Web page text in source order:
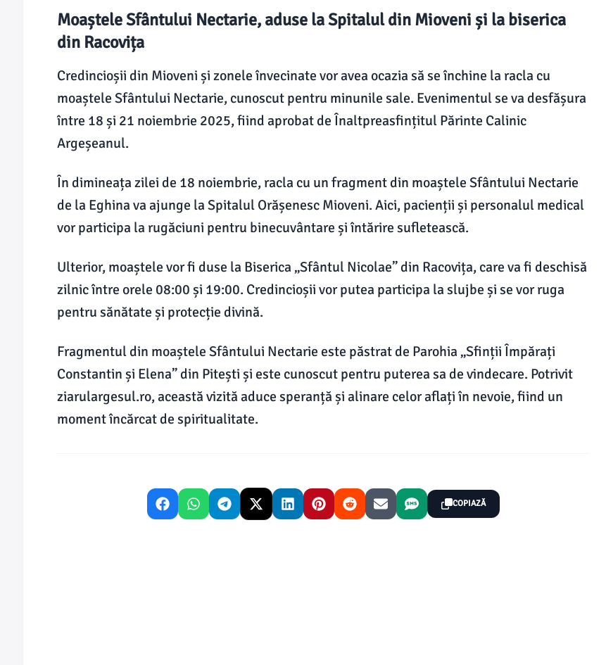
Moaștele Sfântului Nectarie, aduse la Spitalul din Mioveni și la biserica
din Racovița
Credincioșii din Mioveni și zonele învecinate vor avea ocazia să se închine la racla cu
moaștele Sfântului Nectarie, cunoscut pentru minunile sale. Evenimentul se va desfășura
între 18 și 21 noiembrie 2025, fiind aprobat de Înaltpreasfințitul Părinte Calinic
Argeșeanul.
În dimineața zilei de 18 noiembrie, racla cu un fragment din moaștele Sfântului Nectarie
de la Eghina va ajunge la Spitalul Orășenesc Mioveni. Aici, pacienții și personalul medical
vor participa la rugăciuni pentru binecuvântare și întărire sufletească.
Ulterior, moaștele vor fi duse la Biserica „Sfântul Nicolae” din Racovița, care va fi deschisă
zilnic între orele 08:00 și 19:00. Credincioșii vor putea participa la slujbe și se vor ruga
pentru sănătate și protecție divină.
Fragmentul din moaștele Sfântului Nectarie este păstrat de Parohia „Sfinții Împărați
Constantin și Elena” din Pitești și este cunoscut pentru puterea sa de vindecare. Potrivit
ziarulargesul.ro, această vizită aduce speranță și alinare celor aflați în nevoie, fiind un
moment încărcat de spiritualitate.
COPIAZĂ